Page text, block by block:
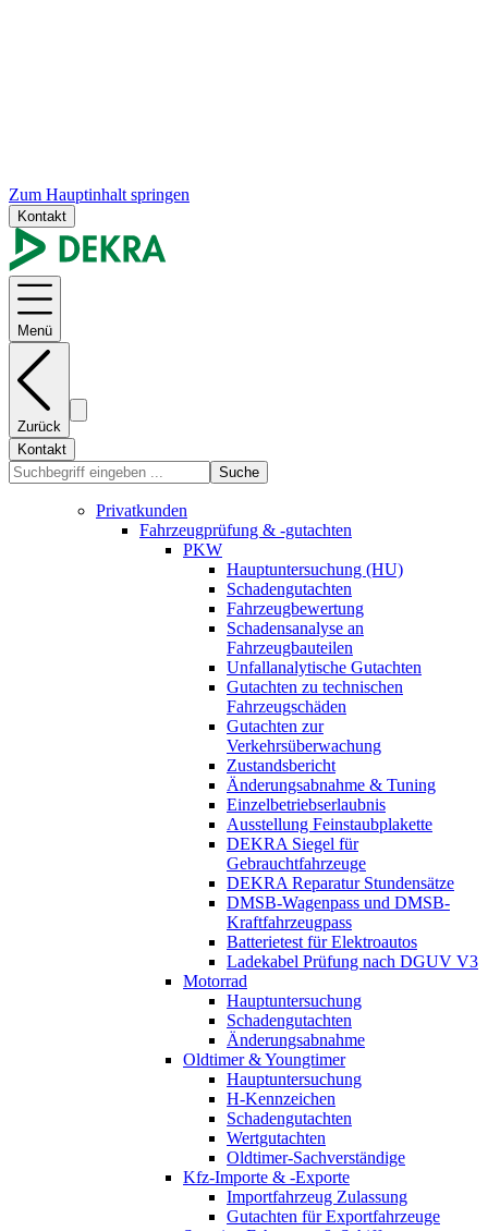
Zum Hauptinhalt springen
Kontakt
Menü
Zurück
Kontakt
Suche
Privatkunden
Fahrzeugprüfung & -gutachten
PKW
Hauptuntersuchung (HU)
Schadengutachten
Fahrzeugbewertung
Schadensanalyse an
Fahrzeugbauteilen
Unfallanalytische Gutachten
Gutachten zu technischen
Fahrzeugschäden
Gutachten zur
Verkehrsüberwachung
Zustandsbericht
Änderungsabnahme & Tuning
Einzelbetriebserlaubnis
Ausstellung Feinstaubplakette
DEKRA Siegel für
Gebrauchtfahrzeuge
DEKRA Reparatur Stundensätze
DMSB-Wagenpass und DMSB-
Kraftfahrzeugpass
Batterietest für Elektroautos
Ladekabel Prüfung nach DGUV V3
Motorrad
Hauptuntersuchung
Schadengutachten
Änderungsabnahme
Oldtimer & Youngtimer
Hauptuntersuchung
H-Kennzeichen
Schadengutachten
Wertgutachten
Oldtimer-Sachverständige
Kfz-Importe & -Exporte
Importfahrzeug Zulassung
Gutachten für Exportfahrzeuge